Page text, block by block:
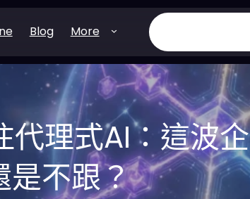
Blog More
搜
尋
代理式AI：這波企
是不跟？